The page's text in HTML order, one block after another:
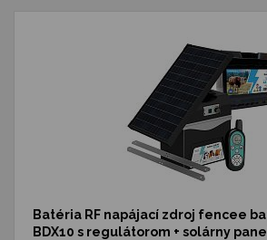
Batéria RF napájací zdroj fencee
BDX10 s regulátorom + solárny